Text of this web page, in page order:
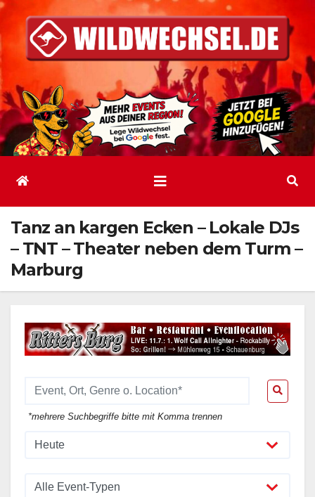
Inhalt
springen
Tanz an kargen Ecken – Lokale DJs
– TNT – Theater neben dem Turm –
Marburg
*mehrere Suchbegriffe bitte mit Komma trennen